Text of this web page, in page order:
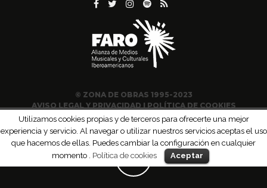
© ZONA DE OBRAS 1995-2023
AVISO LEGAL Y PRIVACIDAD|POLÍTICA DE COOKIES
Utilizamos cookies propias y de terceros para ofrecerte una mejor
experiencia y servicio. Al navegar o utilizar nuestros servicios aceptas el uso
que hacemos de ellas. Puedes cambiar la configuración en cualquier
momento . Política de cookies Aceptar